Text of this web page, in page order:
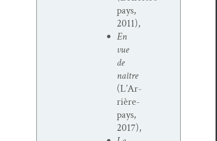
pays,
2011),
En
vue
de
naître
(L’Ar­
rière-
pays,
2017),